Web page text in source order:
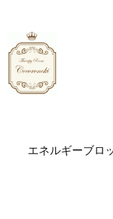
エネルギーブロ